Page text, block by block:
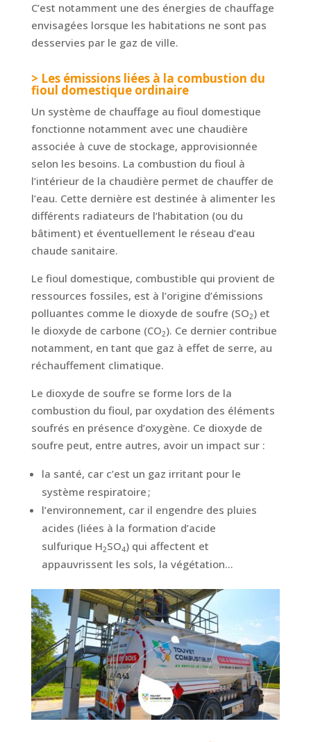
C’est notamment une des énergies de chauffage
envisagées lorsque les habitations ne sont pas
desservies par le gaz de ville.
> Les émissions liées à la combustion du
fioul domestique ordinaire
Un système de chauffage au fioul domestique
fonctionne notamment avec une chaudière
associée à cuve de stockage, approvisionnée
selon les besoins. La combustion du fioul à
l’intérieur de la chaudière permet de chauffer de
l’eau. Cette dernière est destinée à alimenter les
différents radiateurs de l’habitation (ou du
bâtiment) et éventuellement le réseau d’eau
chaude sanitaire.
Le fioul domestique, combustible qui provient de
ressources fossiles, est à l’origine d’émissions
polluantes comme le dioxyde de soufre (SO2) et
le dioxyde de carbone (CO2). Ce dernier contribue
notamment, en tant que gaz à effet de serre, au
réchauffement climatique.
Le dioxyde de soufre se forme lors de la
combustion du fioul, par oxydation des éléments
soufrés en présence d’oxygène. Ce dioxyde de
soufre peut, entre autres, avoir un impact sur :
la santé, car c’est un gaz irritant pour le
système respiratoire ;
l’environnement, car il engendre des pluies
acides (liées à la formation d’acide
sulfurique H2SO4) qui affectent et
appauvrissent les sols, la végétation…